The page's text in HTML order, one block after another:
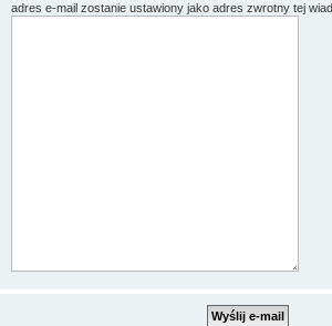
adres e-mail zostanie ustawiony jako adres zwrotny tej